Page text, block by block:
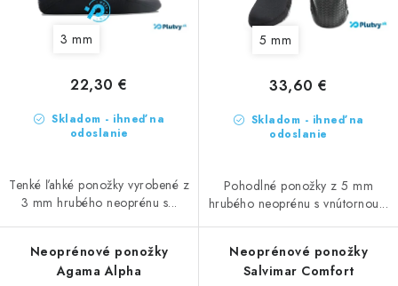
SAUNOVANIE
OTUŽOVANIE
Predajňa Plutvy.sk Doručenie od 1,99€ O nás Kontakt
3 mm
Skladom - ihneď na
odoslanie
22,30 €
Tenké ľahké ponožky vyrobené z
3 mm hrubého neoprénu s...
5 mm
Skladom - ihneď na
odoslanie
33,60 €
Pohodlné ponožky z 5 mm
hrubého neoprénu s vnútornou...
Neoprénové ponožky
Agama Alpha
Neoprénové ponožky
Salvimar Comfort